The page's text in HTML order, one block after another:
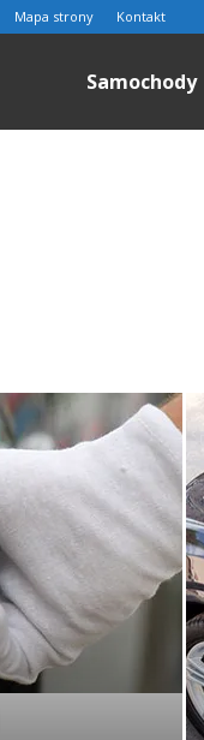
Mapa strony Kontakt
Samochody